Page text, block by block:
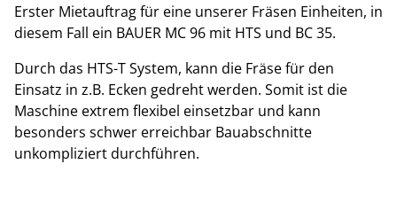
Erster Mietauftrag für eine unserer Fräsen Einheiten, in
diesem Fall ein BAUER MC 96 mit HTS und BC 35.
Durch das HTS-T System, kann die Fräse für den
Einsatz in z.B. Ecken gedreht werden. Somit ist die
Maschine extrem flexibel einsetzbar und kann
besonders schwer erreichbar Bauabschnitte
unkompliziert durchführen.